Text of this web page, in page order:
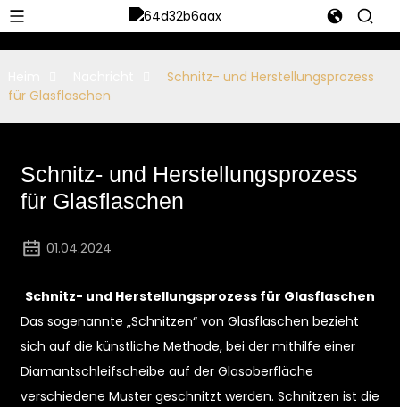
Schnitz- und Herstellungsprozess
für Glasflaschen
Schnitz- und Herstellungsprozess
für Glasflaschen
01.04.2024
Schnitz- und Herstellungsprozess für Glasflaschen
Das sogenannte „Schnitzen“ von Glasflaschen bezieht
sich auf die künstliche Methode, bei der mithilfe einer
Diamantschleifscheibe auf der Glasoberfläche
verschiedene Muster geschnitzt werden. Schnitzen ist die